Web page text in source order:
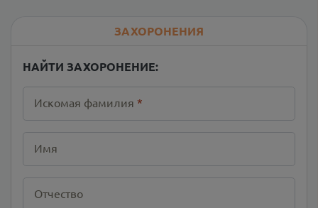
ЗАХОРОНЕНИЯ
НАЙТИ ЗАХОРОНЕНИЕ:
Искомая фамилия *
Имя
Отчество